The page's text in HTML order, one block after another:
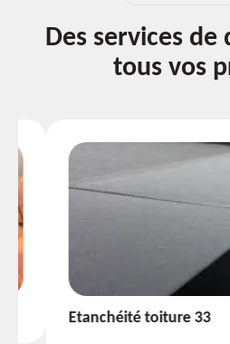
Des services
tous vos
Etanchéité toiture 33